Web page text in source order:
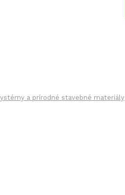
a prírodné stavebné materiály